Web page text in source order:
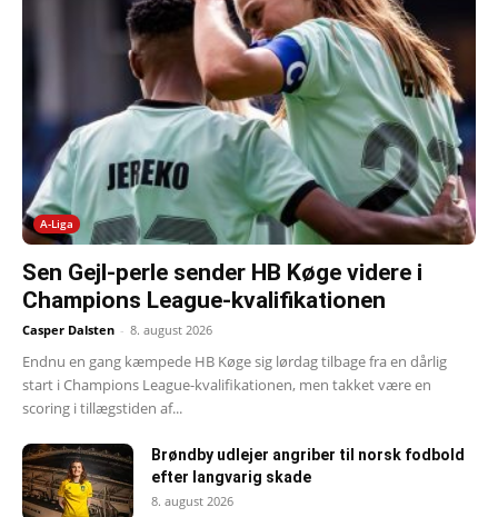
A-Liga
Sen Gejl-perle sender HB Køge videre i
Champions League-kvalifikationen
Casper Dalsten - 8. august 2026
Endnu en gang kæmpede HB Køge sig lørdag tilbage fra en dårlig
start i Champions League-kvalifikationen, men takket være en
scoring i tillægstiden af...
Brøndby udlejer angriber til norsk fodbold
efter langvarig skade
8. august 2026